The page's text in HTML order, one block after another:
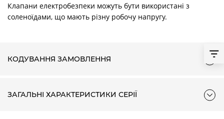
Клапани електробезпеки можуть бути використані з
соленоїдами, що мають різну робочу напругу.
КОДУВАННЯ ЗАМОВЛЕННЯ
ЗАГАЛЬНІ ХАРАКТЕРИСТИКИ СЕРІЇ